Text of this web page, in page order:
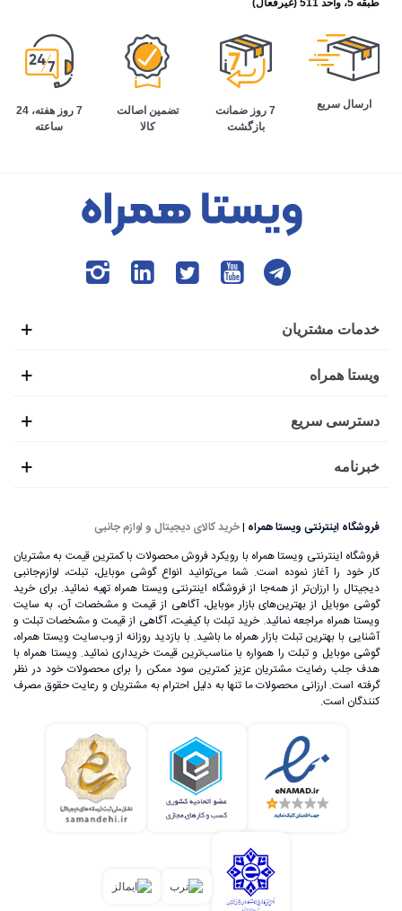
تاریخچه گوشی موبایل
این روزها برقراری تماس تلفنی به ساده‌ترین شکل ممکن اتفاق
می‌افتد. به طوری که افراد برای انجام تمام امور زندگی، وابستگی
همراه نیز همین موضوع بود تا افراد بتوانند در صورت نیاز،
این شرایط باعث شده بود تا گوشی‌های هوشمند اولیه با عنوان
دقیقه استفاده نیاز بود تا دوباره برای شارژ کامل، آن را به منبع
علی‌رغم اینکه گوشی‌های تلفن همراه اولیه، اندازه بسیار بزرگی
داشتند، اما ساخت یک تلفن بی‌سیم که بتوان آن را در هر زمان و
مکان استفاده کرد، خود یک اتفاق بسیار بزرگ در عرصه تکنولوژی
طبقه 5، واحد 511 (غیرفعال)
ارسال سریع
7 روز ضمانت
بازگشت
تضمین اصالت
کالا
7 روز هفته، 24
ساعته
خدمات مشتریان
ویستا همراه
دسترسی سریع
خبرنامه
فروشگاه اینترنتی ویستا همراه |خرید کالای دیجیتال و لوازم جانبی
فروشگاه اینترنتی ویستا همراه با رویکرد فروش محصولات با کمترین قیمت به مشتریان
کار خود را آغاز نموده است. شما می‌توانید انواع گوشی موبایل، تبلت، لوازم‌جانبی
دیجیتال را ارزان‌تر از همه‌جا از فروشگاه اینترنتی ویستا همراه تهیه نمائید. برای خرید
گوشی موبایل از بهترین‌های بازار موبایل، آگاهی از قیمت و مشخصات آن، به ‌سایت
ویستا همراه مراجعه نمائید. خرید تبلت با کیفیت، آگاهی از قیمت و مشخصات تبلت و
آشنایی با بهترین تبلت بازار همراه ما باشید. با بازدید روزانه از وب‌سایت ویستا همراه،
گوشی موبایل و تبلت را همواره با مناسب‌ترین قیمت خریداری نمائید. ویستا همراه با
هدف جلب رضایت مشتریان عزیز کمترین سود ممکن را برای محصولات خود در نظر
گرفته است. ارزانی محصولات ما تنها به دلیل احترام به مشتریان و رعایت حقوق مصرف
کنندگان است.